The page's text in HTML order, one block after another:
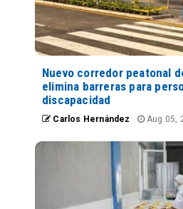
Nuevo corredor peatonal
elimina barreras para
discapacidad
Carlos Hernández Aug 05,